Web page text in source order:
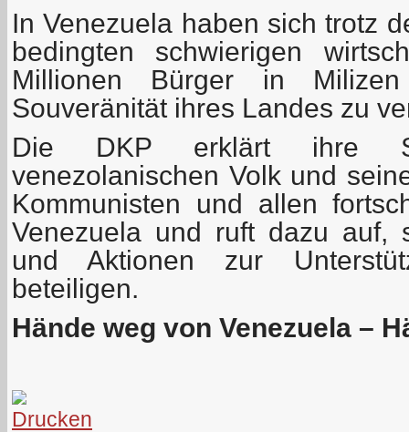
In Venezuela haben sich trotz
bedingten schwierigen
Millionen Bürger in
Souveränität ihres Landes zu
Die DKP erklärt ihre
venezolanischen Volk und
Kommunisten und allen
Venezuela und ruft dazu auf,
und Aktionen zur
beteiligen.
Hände weg von Venezuela –